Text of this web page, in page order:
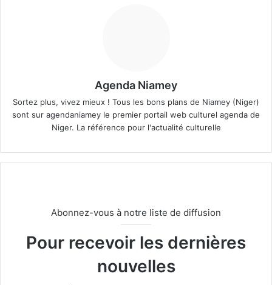
Agenda Niamey
Sortez plus, vivez mieux ! Tous les bons plans de Niamey (Niger)
sont sur agendaniamey le premier portail web culturel agenda de
Niger. La référence pour l'actualité culturelle
Abonnez-vous à notre liste de diffusion
Pour recevoir les dernières
nouvelles